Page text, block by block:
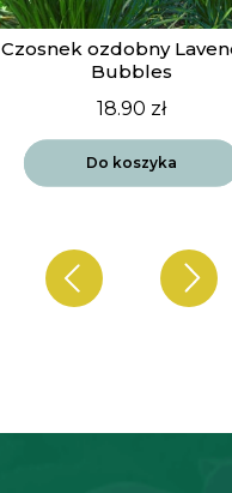
Czosnek ozdobny
Bubbles
18.90 zł
Do koszyka